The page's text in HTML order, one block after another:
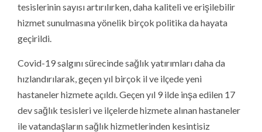
tesislerinin sayısı artırılırken, daha kaliteli ve erişilebilir
hizmet sunulmasına yönelik birçok politika da hayata
geçirildi.
Covid-19 salgını sürecinde sağlık yatırımları daha da
hızlandırılarak, geçen yıl birçok il ve ilçede yeni
hastaneler hizmete açıldı. Geçen yıl 9 ilde inşa edilen 17
dev sağlık tesisleri ve ilçelerde hizmete alınan hastaneler
ile vatandaşların sağlık hizmetlerinden kesintisiz